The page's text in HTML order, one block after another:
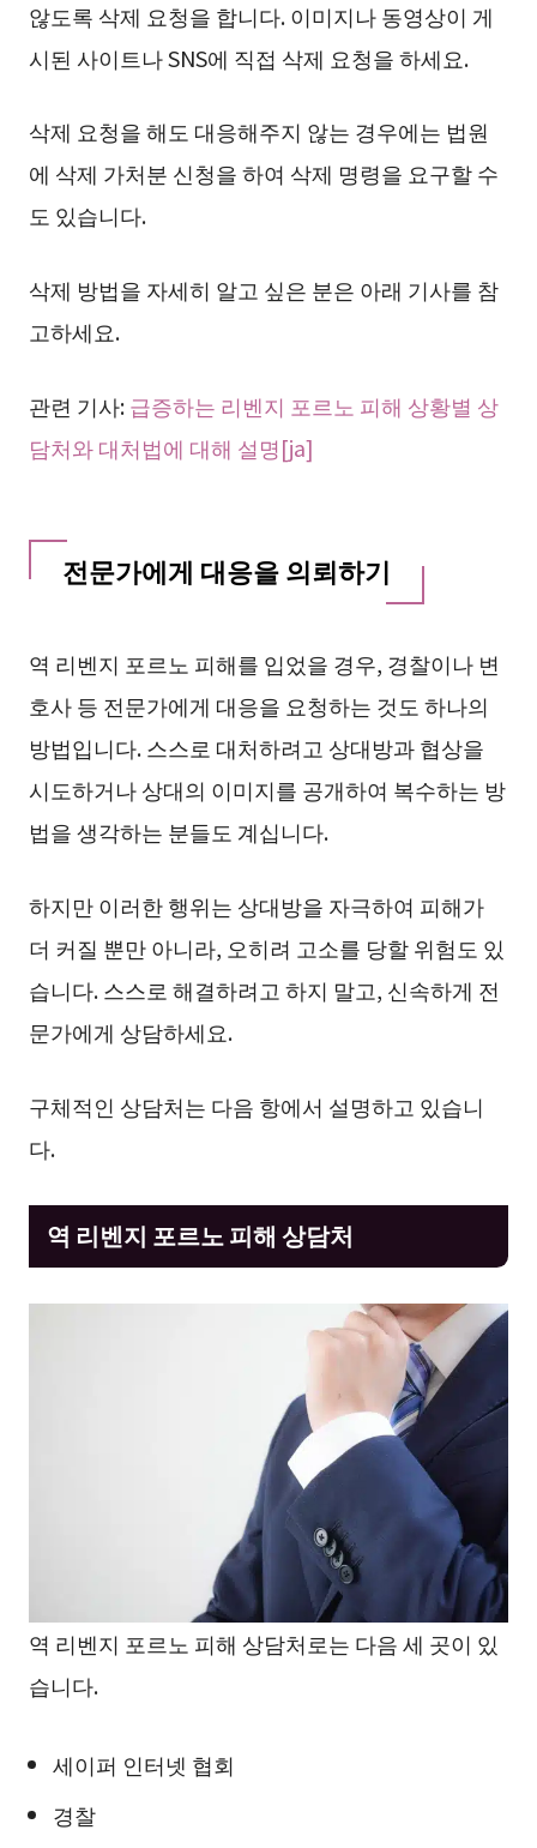
않도록 삭제 요청을 합니다. 이미지나 동영상이 게
시된 사이트나 SNS에 직접 삭제 요청을 하세요.
삭제 요청을 해도 대응해주지 않는 경우에는 법원
에 삭제 가처분 신청을 하여 삭제 명령을 요구할 수
도 있습니다.
삭제 방법을 자세히 알고 싶은 분은 아래 기사를 참
고하세요.
관련 기사:급증하는 리벤지 포르노 피해 상황별 상
담처와 대처법에 대해 설명[ja]
전문가에게 대응을 의뢰하기
역 리벤지 포르노 피해를 입었을 경우, 경찰이나 변
호사 등 전문가에게 대응을 요청하는 것도 하나의
방법입니다. 스스로 대처하려고 상대방과 협상을
시도하거나 상대의 이미지를 공개하여 복수하는 방
법을 생각하는 분들도 계십니다.
하지만 이러한 행위는 상대방을 자극하여 피해가
더 커질 뿐만 아니라, 오히려 고소를 당할 위험도 있
습니다. 스스로 해결하려고 하지 말고, 신속하게 전
문가에게 상담하세요.
구체적인 상담처는 다음 항에서 설명하고 있습니
다.
역 리벤지 포르노 피해 상담처
역 리벤지 포르노 피해 상담처로는 다음 세 곳이 있
습니다.
세이퍼 인터넷 협회
경찰